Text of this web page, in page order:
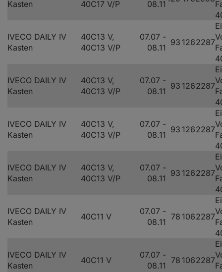
Kasten
40C17 V/P
08.11
IVECO DAILY IV
Kasten
40C13 V,
40C13 V/P
07.07 -
08.11
93 1262287
IVECO DAILY IV
Kasten
40C13 V,
40C13 V/P
07.07 -
08.11
93 1262287
IVECO DAILY IV
Kasten
40C13 V,
40C13 V/P
07.07 -
08.11
93 1262287
IVECO DAILY IV
Kasten
40C13 V,
40C13 V/P
07.07 -
08.11
93 1262287
IVECO DAILY IV
Kasten
40C11 V
07.07 -
08.11
78 1062287
IVECO DAILY IV
Kasten
40C11 V
07.07 -
08.11
78 1062287